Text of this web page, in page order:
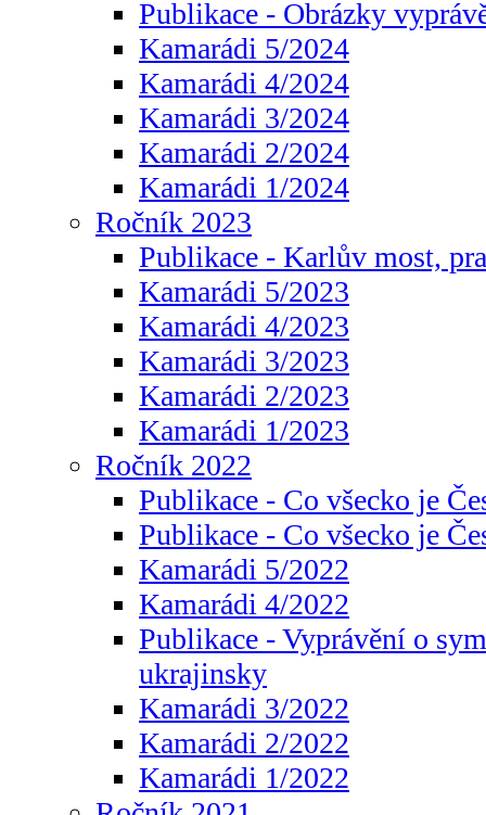
Publikace - Obrázky
Kamarádi 5/2024
Kamarádi 4/2024
Kamarádi 3/2024
Kamarádi 2/2024
Kamarádi 1/2024
Ročník 2023
Publikace - Karlův most,
Kamarádi 5/2023
Kamarádi 4/2023
Kamarádi 3/2023
Kamarádi 2/2023
Kamarádi 1/2023
Ročník 2022
Publikace - Co všecko je
Publikace - Co všecko je
Kamarádi 5/2022
Kamarádi 4/2022
Publikace - Vyprávění o
ukrajinsky
Kamarádi 3/2022
Kamarádi 2/2022
Kamarádi 1/2022